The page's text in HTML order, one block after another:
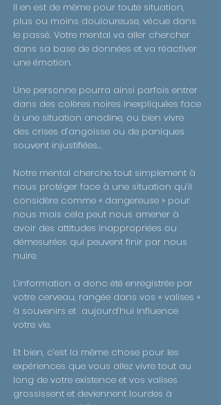
Il en est de même pour toute situation,
plus ou moins douloureuse, vécue dans
le passé. Votre mental va aller chercher
dans sa base de données et va réactiver
une émotion.
Une personne pourra ainsi parfois entrer
dans des colères noires inexpliquées face
à une situation anodine, ou bien vivre
des crises d’angoisse ou de paniques
souvent injustifiées…
Notre mental cherche tout simplement à
nous protéger face à une situation qu’il
considère comme « dangereuse » pour
nous mais cela peut nous amener à
avoir des attitudes inappropriées ou
démesurées qui peuvent finir par nous
nuire.
L’information a donc été enregistrée par
votre cerveau, rangée dans vos « valises »
à souvenirs et aujourd’hui influence
votre vie.
Et bien, c’est la même chose pour les
expériences que vous allez vivre tout au
long de votre existence et vos valises
grossissent et deviennent lourdes à